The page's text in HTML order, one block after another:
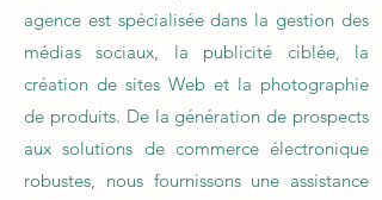
agence est spécialisée dans la gestion des
médias sociaux, la publicité ciblée, la
création de sites Web et la photographie
de produits. De la génération de prospects
aux solutions de commerce électronique
robustes, nous fournissons une assistance